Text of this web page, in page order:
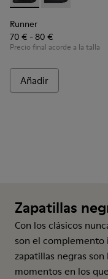
Runner
70 € - 80 €
Precio final acorde a la talla
Añadir
Zapatillas
Con los clásicos
son el complemento
zapatillas negras
momentos en los